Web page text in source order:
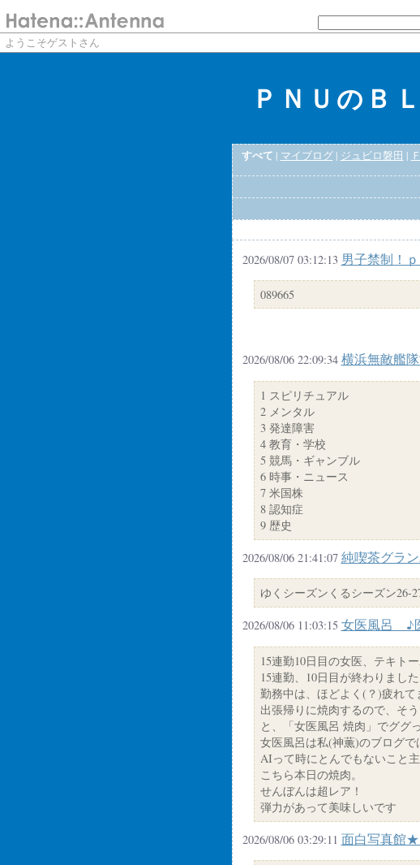
ようこそゲストさん
ＰＮＵのＢ
すべて | マイブログ| ジュビロ磐田 |
2026/08/07 03:12:13 男子禁制！
089665
2026/08/06 22:09:34 横浜無敵艦
1 スピリチュアル
2 メンタル
3 発達障害
4 教育・学校
5 競馬・ギャンブル
6 時事・ニュース
7 米国株
8 認知症
9 歴史
2026/08/06 21:41:07 純喫茶グラ
ゆくシーズンくるシーズン26-
2026/08/06 11:03:15 女医風呂 ♪
15連勤10日目の女医、テキト
15連勤、10日目が終わりました
勤務中は、ほどよく(？)疲れて
出張帰りに焼肉するので、そ
と、「女医風呂 焼肉」でググ
女医風呂は私(神薫)のブログで
AIって時にとんでもないこと
こちら本日の焼肉。
せんぼんは超レア！
弾力があって美味しいです
2026/08/06 03:29:11 面白写真館★